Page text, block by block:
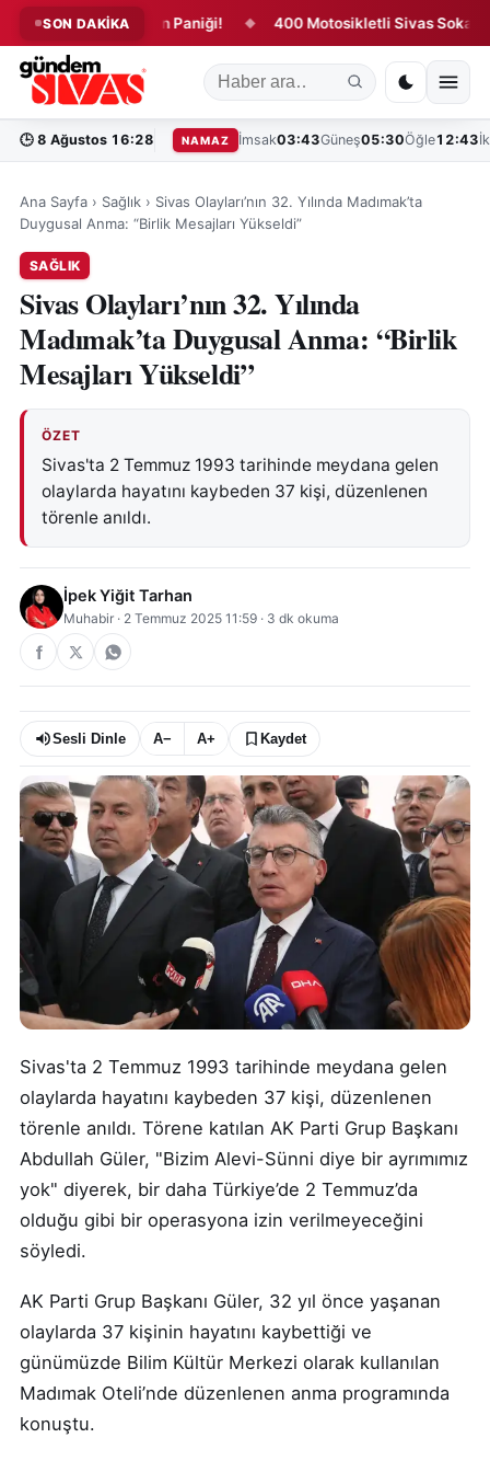
SON DAKİKA
ATM’de Yangın Paniği! ◆ 400 Motosikletli Sivas
🕒 8 Ağustos 16:28 NAMAZ İmsak03:43Güneş05:30Öğle12:43
Ana Sayfa › Sağlık › Sivas Olayları’nın 32. Yılında Madımak’ta
Duygusal Anma: “Birlik Mesajları Yükseldi”
SAĞLIK
Sivas Olayları’nın 32. Yılında
Madımak’ta Duygusal Anma: “Birlik
Mesajları Yükseldi”
ÖZET
Sivas'ta 2 Temmuz 1993 tarihinde meydana gelen
olaylarda hayatını kaybeden 37 kişi, düzenlenen
törenle anıldı.
İpek Yiğit Tarhan
Muhabir · 2 Temmuz 2025 11:59 · 3 dk okuma
Sesli Dinle A− A+ Kaydet
Sivas'ta 2 Temmuz 1993 tarihinde meydana gelen
olaylarda hayatını kaybeden 37 kişi, düzenlenen
törenle anıldı. Törene katılan AK Parti Grup Başkanı
Abdullah Güler, "Bizim Alevi-Sünni diye bir ayrımımız
yok" diyerek, bir daha Türkiye’de 2 Temmuz’da
olduğu gibi bir operasyona izin verilmeyeceğini
söyledi.
AK Parti Grup Başkanı Güler, 32 yıl önce yaşanan
olaylarda 37 kişinin hayatını kaybettiği ve
günümüzde Bilim Kültür Merkezi olarak kullanılan
Madımak Oteli’nde düzenlenen anma programında
konuştu.